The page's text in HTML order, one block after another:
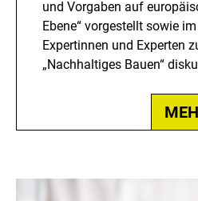
und Vorgaben auf
Ebene“ vorgestellt sowie
Expertinnen und Experten
„Nachhaltiges Bauen“